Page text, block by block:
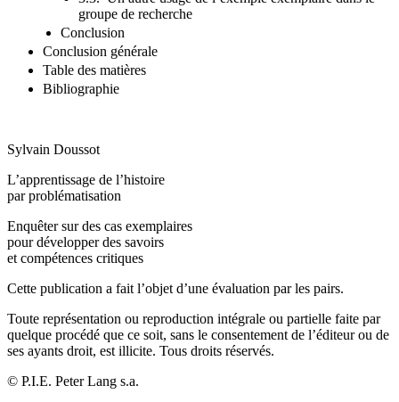
groupe de recherche
Conclusion
Conclusion générale
Table des matières
Bibliographie
Sylvain Doussot
L’apprentissage de l’histoire
par problématisation
Enquêter sur des cas exemplaires
pour développer des savoirs
et compétences critiques
Cette publication a fait l’objet d’une évaluation par les pairs.
Toute représentation ou reproduction intégrale ou partielle faite par
quelque procédé que ce soit, sans le consentement de l’éditeur ou de
ses ayants droit, est illicite. Tous droits réservés.
© P.I.E. Peter Lang s.a.